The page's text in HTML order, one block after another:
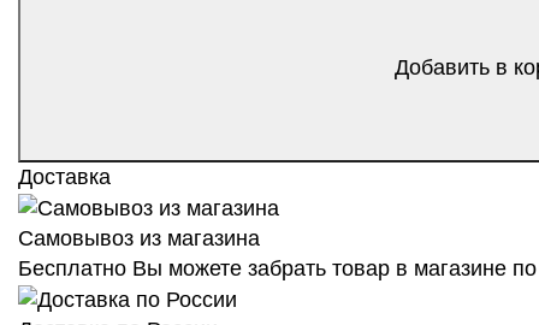
Добавить в
Доставка
Самовывоз из магазина
Бесплатно Вы можете забрать товар в магазине